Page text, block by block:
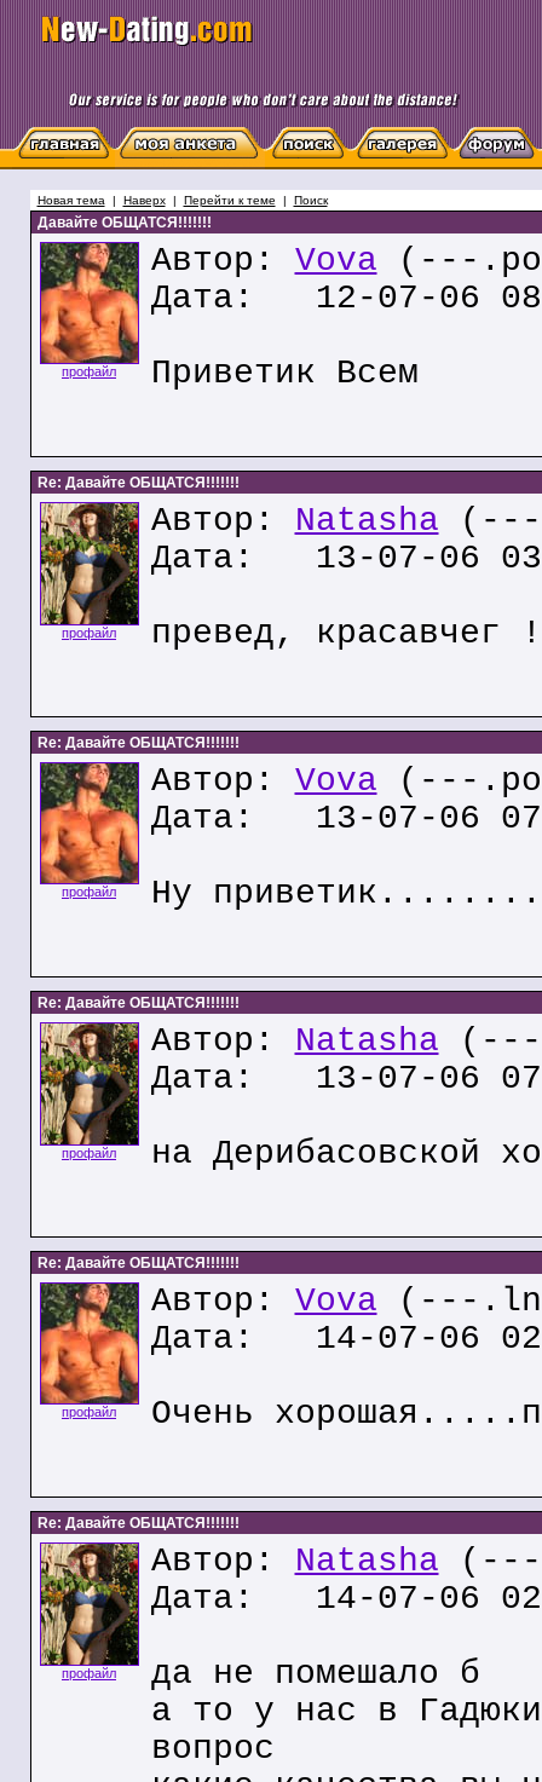
Новая тема | Наверх| Перейти к теме | Поиск
Давайте ОБЩАТСЯ!!!!!!!
профайл
Автор: Vova (---
Дата: 12-07-06
Приветик Всем
Re: Давайте ОБЩАТСЯ!!!!!!!
профайл
Автор: Natasha (---
Дата: 13-07-06
превед,
Re: Давайте ОБЩАТСЯ!!!!!!!
профайл
Автор: Vova (---
Дата: 13-07-06
Ну
Re: Давайте ОБЩАТСЯ!!!!!!!
профайл
Автор: Natasha (---
Дата: 13-07-06
на Дерибасовской
Re: Давайте ОБЩАТСЯ!!!!!!!
профайл
Автор: Vova (---
Дата: 14-07-06
Очень
Re: Давайте ОБЩАТСЯ!!!!!!!
профайл
Автор: Natasha (---
Дата: 14-07-06
да не помешало б
а то у нас в
вопрос